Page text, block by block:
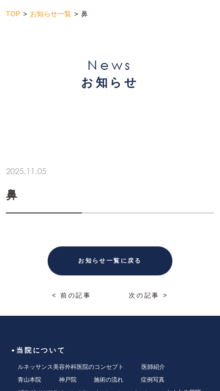
TOP お知らせ一覧 鼻
News
お知らせ
2025.11.05
鼻
お知らせ一覧に戻る
< 前の記事 次の記事 >
当院について
ルネッサンス美容外科医院のコンセプト
医師紹介
青山本院
神戸院 施術の流れ
症例写真